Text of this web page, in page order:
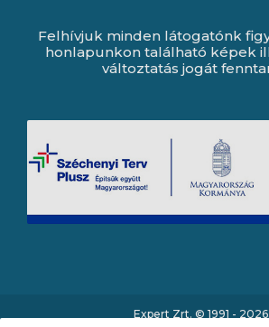
Felhívjuk minden látogatónk
honlapunkon található képek
változtatás jogát
Expert Zrt. © 1991 - 2026